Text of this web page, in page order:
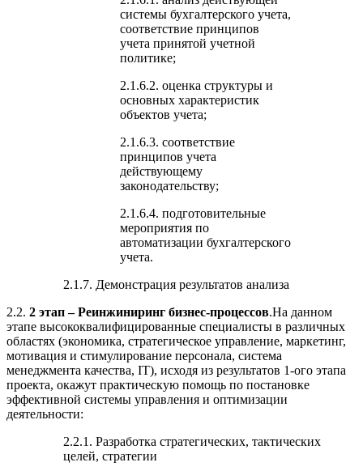
системы бухгалтерского учета,
соответствие принципов
учета принятой учетной
политике;
2.1.6.2. оценка структуры и
основных характеристик
объектов учета;
2.1.6.3. соответствие
принципов учета
действующему
законодательству;
2.1.6.4. подготовительные
мероприятия по
автоматизации бухгалтерского
учета.
2.1.7. Демонстрация результатов анализа
2.2. 2 этап – Реинжиниринг бизнес-процессов.На данном
этапе высококвалифицированные специалисты в различных
областях (экономика, стратегическое управление, маркетинг,
мотивация и стимулирование персонала, система
менеджмента качества, IT), исходя из результатов 1-ого этапа
проекта, окажут практическую помощь по постановке
эффективной системы управления и оптимизации
деятельности:
2.2.1. Разработка стратегических, тактических
целей, стратегии